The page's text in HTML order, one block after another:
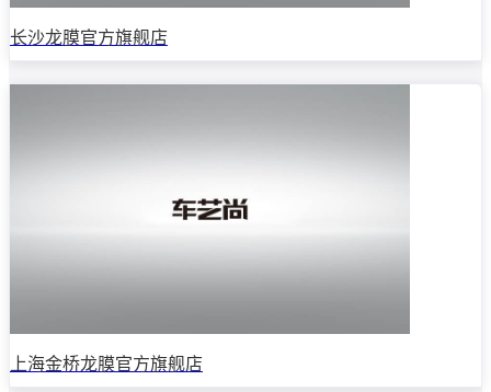
长沙龙膜官方旗舰店
上海金桥龙膜官方旗舰店